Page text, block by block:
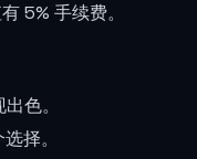
5% 手续费。
色。
择。